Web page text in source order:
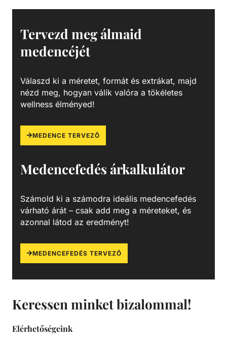
Szűrőtartály A medence vizének tisztaságát folyamatos
vízforgatással és szűréssel tudjuk fenn tartani. Az álló
vízben, melyet süt a nap, könnyedén elszaporodhatnak az
lehetnek. A szűrőtartály a vízforgató készülék segítségével
az egészen finom szennyeződéseket is kiszűrhetik a
vízből, amelyek így fennakadnak a szűrőközegen.
Keressen minket bizalommal!
Elérhetőségeink
Tervezd meg álmaid
medencéjét
Válaszd ki a méretet, formát és extrákat, majd
nézd meg, hogyan válik valóra a tökéletes
wellness élményed!
MEDENCE TERVEZŐ
Medencefedés árkalkulátor
Számold ki a számodra ideális medencefedés
várható árát – csak add meg a méreteket, és
azonnal látod az eredményt!
MEDENCEFEDÉS TERVEZŐ